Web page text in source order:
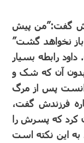
گفت:”من پیش
نخواهد گشت”
سموئیل فصل ۱۲ آیه ۲۳). داود رابطه بسیار
آن که شک و
پس از مرگ
فرزندش گفت،
کرد که پسرش را
این نکته است